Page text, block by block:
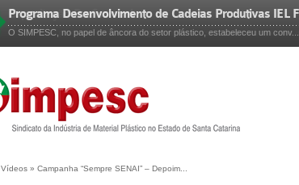
Programa Desenvolvimento de Cadeias Produtivas IEL
O SIMPESC, no papel de âncora do setor plástico, estabeleceu um conv...
Vídeos » Campanha “Sempre SENAI” – Depoim...